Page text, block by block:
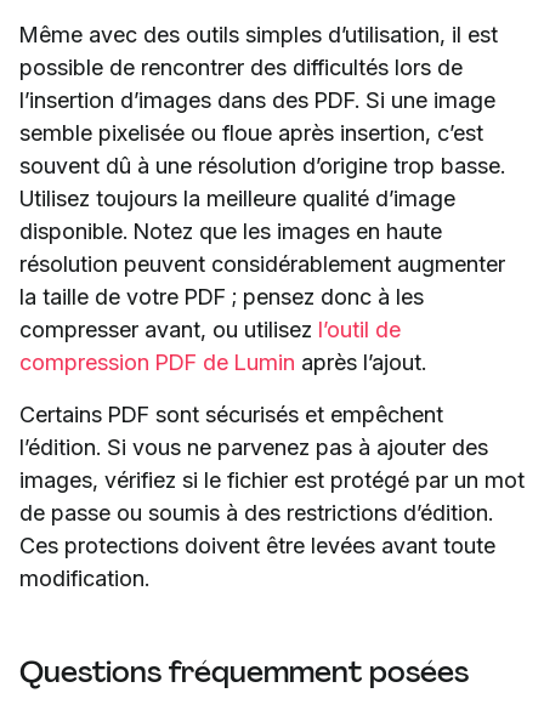
Même avec des outils simples d’utilisation, il est
possible de rencontrer des difficultés lors de
l’insertion d’images dans des PDF. Si une image
semble pixelisée ou floue après insertion, c’est
souvent dû à une résolution d’origine trop basse.
Utilisez toujours la meilleure qualité d’image
disponible. Notez que les images en haute
résolution peuvent considérablement augmenter
la taille de votre PDF ; pensez donc à les
compresser avant, ou utilisez l’outil de
compression PDF de Lumin après l’ajout.
Certains PDF sont sécurisés et empêchent
l’édition. Si vous ne parvenez pas à ajouter des
images, vérifiez si le fichier est protégé par un mot
de passe ou soumis à des restrictions d’édition.
Ces protections doivent être levées avant toute
modification.
Questions fréquemment posées